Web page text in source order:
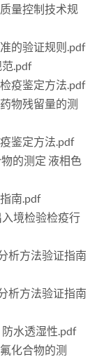
量控制技术规
的验证规则.pdf
.pdf
疫鉴定方法.pdf
物残留量的测
鉴定方法.pdf
的测定 液相色
南.pdf
境检验检疫行
析方法验证指南
析方法验证指南
水透湿性.pdf
化合物的测